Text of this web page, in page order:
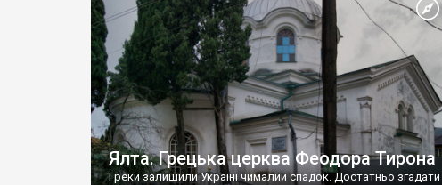
християнином. А потім було Хрещення Русі. На честь
Херсонесу Таврійського названо місто […]
Ялта. Грецька церква Феодора Тирона
Греки залишили Україні чималий спадок. Достатньо згадати